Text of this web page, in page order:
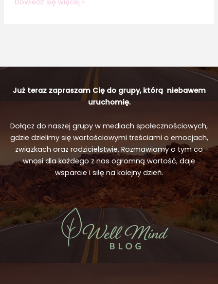
jakość
Już teraz zapraszam Cię do grupy, którą niebawem
uruchomię.
Dołącz do naszej grupy w mediach społecznościowych,
gdzie dzielimy się wartościowymi treściami o emocjach,
związkach oraz rodzicielstwie. Rozmawiamy o tym co
wnosi dla każdego z nas ogromną wartość, daje
wsparcie i siłę na kolejny dzień.